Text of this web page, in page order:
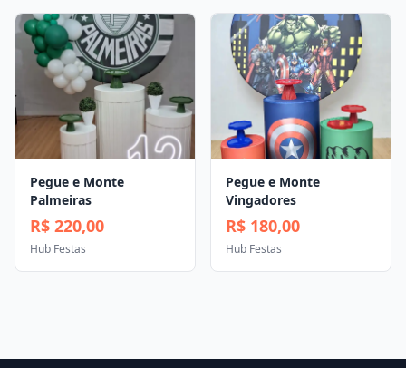
Pegue e Monte
Palmeiras
R$ 220,00
Hub Festas
Pegue e Monte
Vingadores
R$ 180,00
Hub Festas